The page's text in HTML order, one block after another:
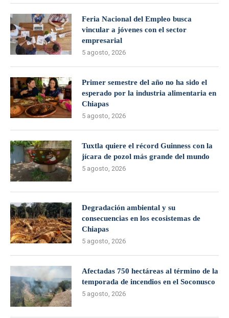
Feria Nacional del Empleo busca
vincular a jóvenes con el sector
empresarial
5 agosto, 2026
Primer semestre del año no ha sido el
esperado por la industria alimentaria en
Chiapas
5 agosto, 2026
Tuxtla quiere el récord Guinness con la
jícara de pozol más grande del mundo
5 agosto, 2026
Degradación ambiental y su
consecuencias en los ecosistemas de
Chiapas
5 agosto, 2026
Afectadas 750 hectáreas al término de la
temporada de incendios en el Soconusco
5 agosto, 2026